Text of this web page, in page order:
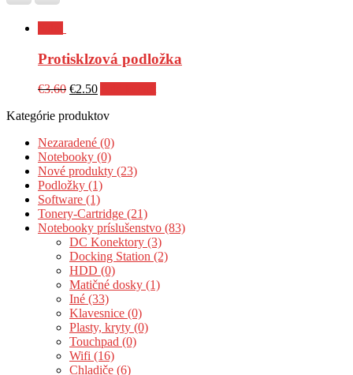
Protisklzová podložka
€3.60 €2.50
Kategórie produktov
Nezaradené (0)
Notebooky (0)
Nové produkty (23)
Podložky (1)
Software (1)
Tonery-Cartridge (21)
Notebooky príslušenstvo (83)
DC Konektory (3)
Docking Station (2)
HDD (0)
Matičné dosky (1)
Iné (33)
Klavesnice (0)
Plasty, kryty (0)
Touchpad (0)
Wifi (16)
Chladiče (6)